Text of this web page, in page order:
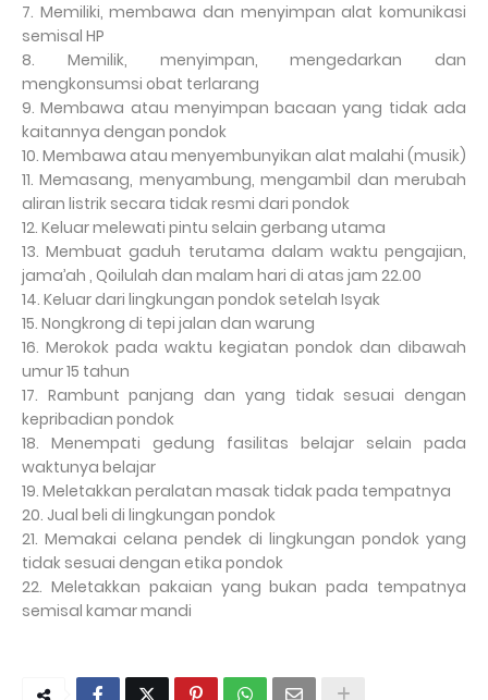
7. Memiliki, membawa dan menyimpan alat komunikasi
semisal HP
8. Memilik, menyimpan, mengedarkan dan
mengkonsumsi obat terlarang
9. Membawa atau menyimpan bacaan yang tidak ada
kaitannya dengan pondok
10. Membawa atau menyembunyikan alat malahi (musik)
11. Memasang, menyambung, mengambil dan merubah
aliran listrik secara tidak resmi dari pondok
12. Keluar melewati pintu selain gerbang utama
13. Membuat gaduh terutama dalam waktu pengajian,
jama’ah , Qoilulah dan malam hari di atas jam 22.00
14. Keluar dari lingkungan pondok setelah Isyak
15. Nongkrong di tepi jalan dan warung
16. Merokok pada waktu kegiatan pondok dan dibawah
umur 15 tahun
17. Rambunt panjang dan yang tidak sesuai dengan
kepribadian pondok
18. Menempati gedung fasilitas belajar selain pada
waktunya belajar
19. Meletakkan peralatan masak tidak pada tempatnya
20. Jual beli di lingkungan pondok
21. Memakai celana pendek di lingkungan pondok yang
tidak sesuai dengan etika pondok
22. Meletakkan pakaian yang bukan pada tempatnya
semisal kamar mandi